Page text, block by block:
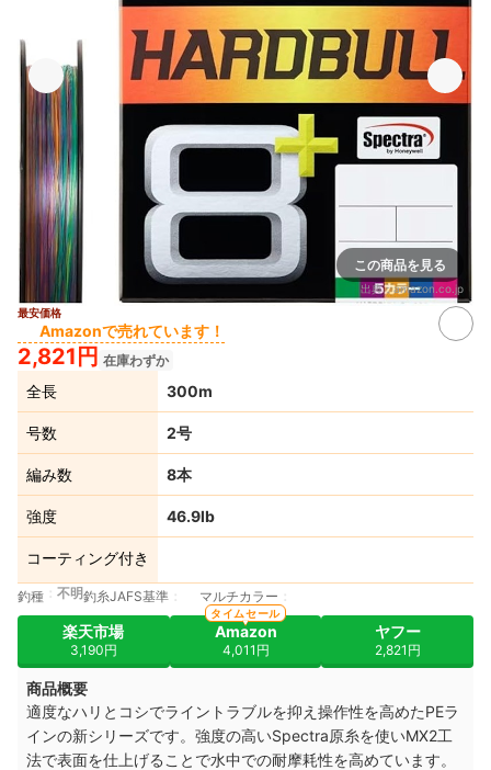
この商品を見る
出典：amazon.co.jp
最安価格
Amazonで売れています！
2,821円 在庫わずか
全長 300m
号数 2号
編み数 8本
強度 46.9lb
コーティング付き
釣種 不明釣糸JAFS基準 マルチカラー
楽天市場
3,190円
Amazon
4,011円
タイムセール
ヤフー
2,821円
商品概要
適度なハリとコシでライントラブルを抑え操作性を高めたPEラ
インの新シリーズです。強度の高いSpectra原糸を使いMX2工
法で表面を仕上げることで水中での耐摩耗性を高めています。